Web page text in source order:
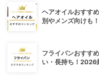
ヘアオイルおすす
別やメンズ向けも！
フライパンおすす
い・長持ち！2026